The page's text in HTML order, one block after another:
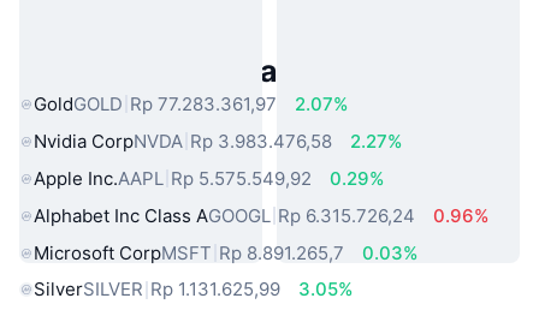
Aset Dunia Nyata Populer
GoldGOLD Rp 77.283.361,97
2.07%
Nvidia CorpNVDA Rp 3.983.476,58
2.27%
Apple Inc.AAPL Rp 5.575.549,92
0.29%
Alphabet Inc Class AGOOGL Rp 6.315.726,24
0.96%
Microsoft CorpMSFT Rp 8.891.265,7
0.03%
SilverSILVER Rp 1.131.625,99
3.05%